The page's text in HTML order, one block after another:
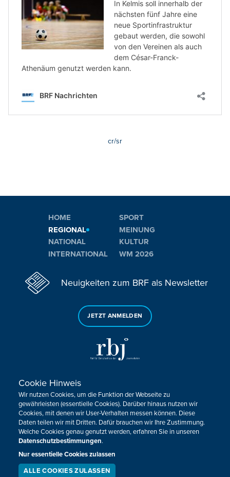
cr/sr
HOME
REGIONAL
NATIONAL
INTERNATIONAL
SPORT
MEINUNG
KULTUR
WM 2026
Neuigkeiten zum BRF als Newsletter
JETZT ANMELDEN
Sie haben noch Fragen oder Anmerkungen?
KONTAKTIEREN SIE UNS!
Impressum Datenschutz Kontakt
Barrierefreiheit
Cookie-Zustimmung anpassen
Design, Konzept & Programmierung:
Cookie Hinweis
Wir nutzen Cookies, um die Funktion der Webseite zu
gewährleisten (essentielle Cookies). Darüber hinaus nutzen wir
Cookies, mit denen wir User-Verhalten messen können. Diese
Daten teilen wir mit Dritten. Dafür brauchen wir Ihre Zustimmung.
Welche Cookies genau genutzt werden, erfahren Sie in unseren
Datenschutzbestimmungen.
Nur essentielle Cookies zulassen
ALLE COOKIES ZULASSEN